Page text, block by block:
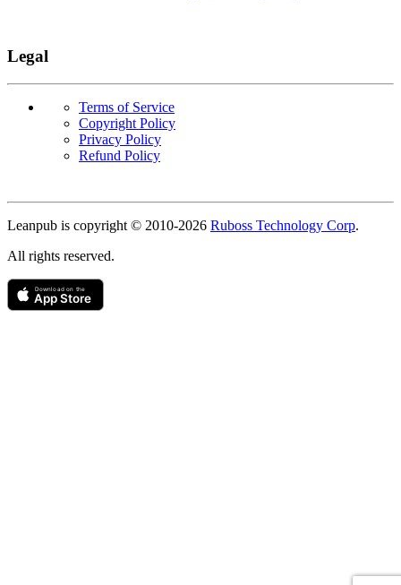
Legal
Terms of Service
Copyright Policy
Privacy Policy
Refund Policy
Copyright
Leanpub is copyright © 2010-2026 Ruboss Technology Corp.
All rights reserved.